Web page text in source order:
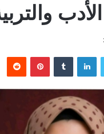
لينكدإن بينتيريست